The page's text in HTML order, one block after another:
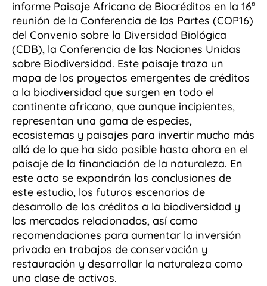
informe Paisaje Africano de Biocréditos en la 16ª
reunión de la Conferencia de las Partes (COP16)
del Convenio sobre la Diversidad Biológica
(CDB), la Conferencia de las Naciones Unidas
sobre Biodiversidad. Este paisaje traza un
mapa de los proyectos emergentes de créditos
a la biodiversidad que surgen en todo el
continente africano, que aunque incipientes,
representan una gama de especies,
ecosistemas y paisajes para invertir mucho más
allá de lo que ha sido posible hasta ahora en el
paisaje de la financiación de la naturaleza. En
este acto se expondrán las conclusiones de
este estudio, los futuros escenarios de
desarrollo de los créditos a la biodiversidad y
los mercados relacionados, así como
recomendaciones para aumentar la inversión
privada en trabajos de conservación y
restauración y desarrollar la naturaleza como
una clase de activos.